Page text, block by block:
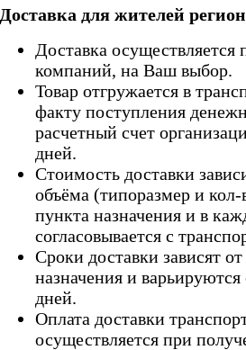
Доставка для жителей
Доставка
компаний, на Ваш выбор.
Товар отгружается в
факту поступления
расчетный счет
дней.
Стоимость доставки
объёма (типоразмер и кол-
пункта назначения и в
согласовывается с
Сроки доставки зависят
назначения и
дней.
Оплата доставки
осуществляется при